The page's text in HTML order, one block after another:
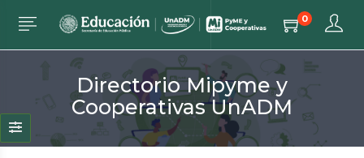
0
Directorio Mipyme y
Cooperativas UnADM